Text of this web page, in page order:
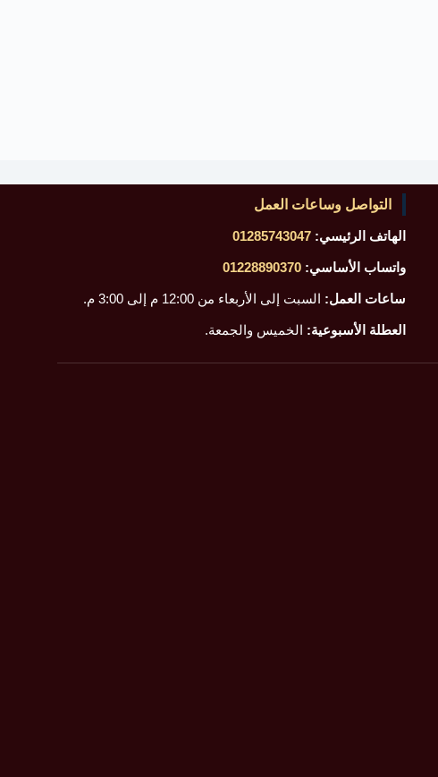
التواصل وساعات العمل
الهاتف الرئيسي: 01285743047
واتساب الأساسي: 01228890370
ساعات العمل: السبت إلى الأربعاء من 12:00 م إلى 3:00 م.
العطلة الأسبوعية: الخميس والجمعة.